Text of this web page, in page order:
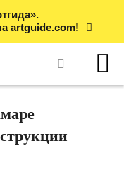
artguide.com!